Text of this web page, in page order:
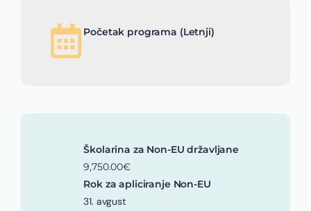
Početak programa (Letnji)
Školarina za Non-EU državljane
9,750.00€
Rok za apliciranje Non-EU
31. avgust